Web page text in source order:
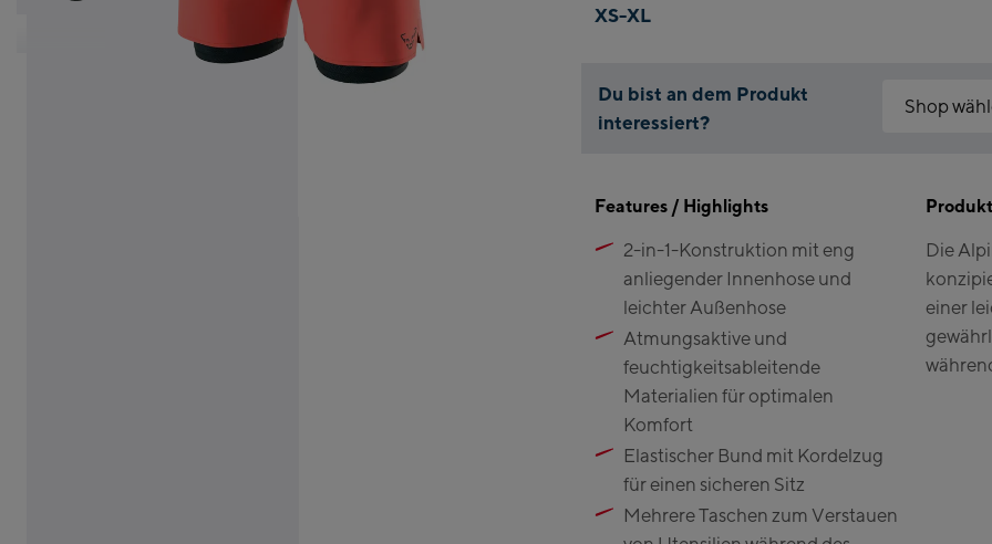
XS-XL
Du bist an dem Produkt
interessiert?
Shop
Valley
auf folgenden
Click &
Features / Highlights
2-in-1-Konstruktion mit eng
anliegender Innenhose und
leichter Außenhose
​Atmungsaktive und
feuchtigkeitsableitende
Materialien für optimalen
Komfort
​Elastischer Bund mit Kordelzug
für einen sicheren Sitz
​Mehrere Taschen zum Verstauen
Die
einer